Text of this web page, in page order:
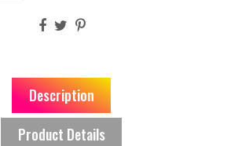
Description
Product Details